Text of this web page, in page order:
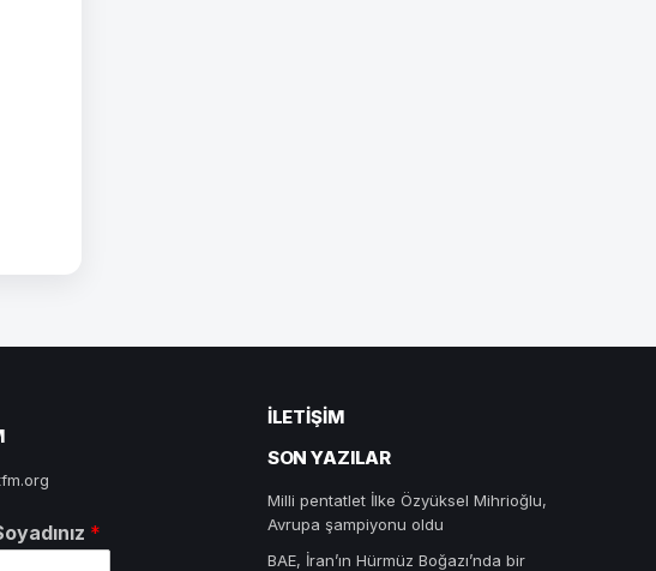
*
İLETIŞIM
SON YAZILAR
Milli pentatlet İlke Özyüksel Mihrioğlu,
Avrupa şampiyonu oldu
BAE, İran’ın Hürmüz Boğazı’nda bir